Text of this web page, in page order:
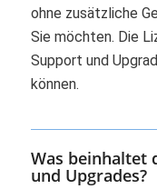
ohne zusätzliche
Sie möchten. Die
Support und
können.
Was beinhaltet
und Upgrades?